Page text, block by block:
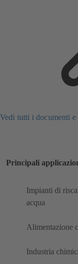
Vedi tutti i documenti
Principali
Impianti di
acqua
Alimentazione
Industria